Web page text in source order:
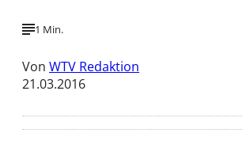
1 Min.
Von WTV Redaktion
21.03.2016